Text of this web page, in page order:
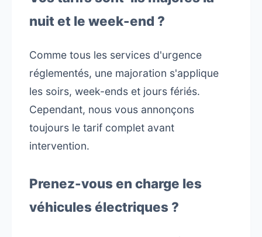
nuit et le week-end ?
Comme tous les services d'urgence
réglementés, une majoration s'applique
les soirs, week-ends et jours fériés.
Cependant, nous vous annonçons
toujours le tarif complet avant
intervention.
Prenez-vous en charge les
véhicules électriques ?